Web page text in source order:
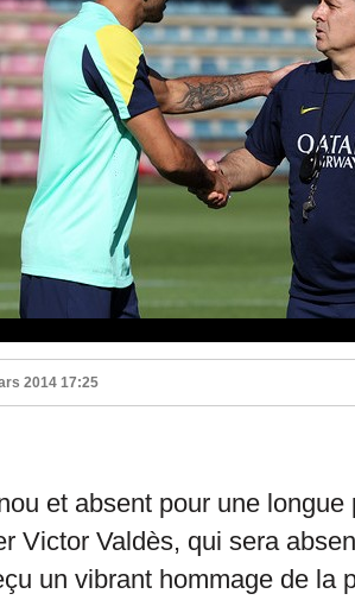
2014 17:25
et absent pour une longue
Victor Valdès, qui sera
un vibrant hommage de la